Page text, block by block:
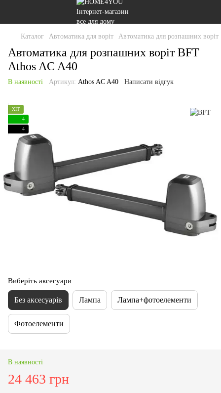
Каталог Автоматика для воріт Автоматика для розпашних воріт
Автоматика для розпашних воріт BFT
Athos AC A40
В наявності Артикул: Athos AC A40 Написати відгук
ХІТ
4
4
Виберіть аксесуари
Без аксесуарів Лампа Лампа+фотоелементи
Фотоелементи
В наявності
24 463 грн